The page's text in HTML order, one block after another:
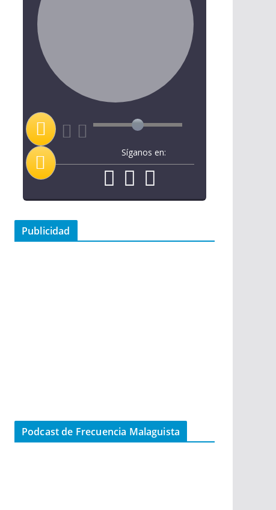
Síganos en:
Publicidad
Podcast de Frecuencia Malaguista